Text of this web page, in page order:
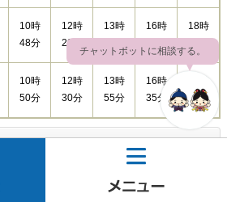
10時
48分
12時
28分
13時
16時
18時
10時
50分
12時
30分
13時
55分
16時
35分
18時
15分
チャットボットに相談する。